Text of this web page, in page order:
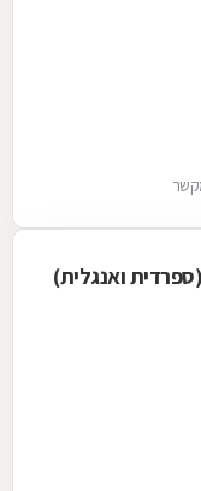
(ספרדית ואנגלית)